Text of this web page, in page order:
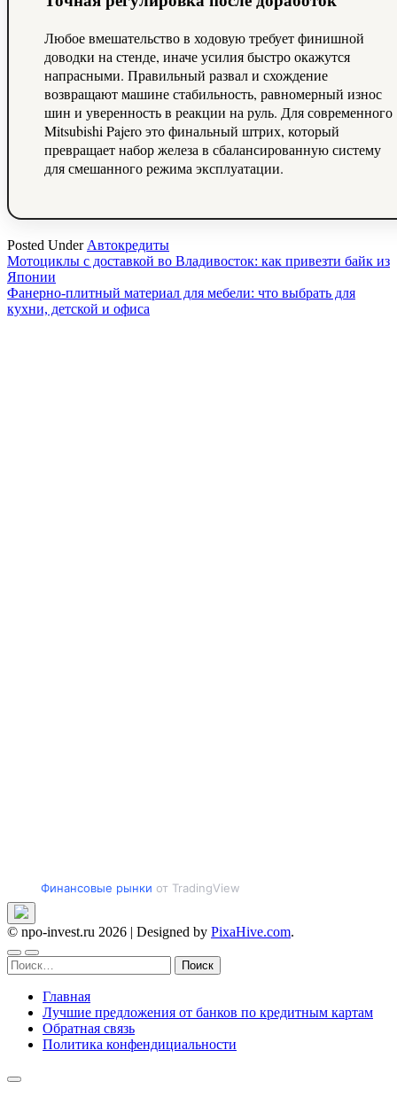
Любое вмешательство в ходовую требует финишной
доводки на стенде, иначе усилия быстро окажутся
напрасными. Правильный развал и схождение
возвращают машине стабильность, равномерный износ
шин и уверенность в реакции на руль. Для современного
Mitsubishi Pajero это финальный штрих, который
превращает набор железа в сбалансированную систему
для смешанного режима эксплуатации.
Posted Under Автокредиты
Навигация
по
записям
Мотоциклы с доставкой во Владивосток: как привезти байк из
Японии
Фанерно-плитный материал для мебели: что выбрать для
кухни, детской и офиса
Финансовые рынки от TradingView
© npo-invest.ru 2026 | Designed by PixaHive.com.
Найти:
Главная
Лучшие предложения от банков по кредитным картам
Обратная связь
Политика конфендициальности